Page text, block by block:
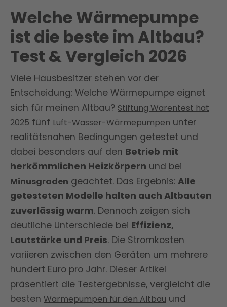
Welche Wärmepumpe
ist die beste im Altbau?
Test & Vergleich 2026
Viele Hausbesitzer stehen vor der
Entscheidung: Welche Wärmepumpe eignet
sich für meinen Altbau? Stiftung Warentest hat
2025 fünf Luft-Wasser-Wärmepumpen unter
realitätsnahen Bedingungen getestet und
dabei besonders auf den Betrieb mit
herkömmlichen Heizkörpern und bei
Minusgraden geachtet. Das Ergebnis: Alle
getesteten Modelle halten auch Altbauten
zuverlässig warm. Dennoch zeigen sich
deutliche Unterschiede bei Effizienz,
Lautstärke und Preis. Die Stromkosten
variieren zwischen den Geräten um mehrere
hundert Euro pro Jahr. Dieser Artikel
präsentiert die Testergebnisse, vergleicht die
besten Wärmepumpen für den Altbau und